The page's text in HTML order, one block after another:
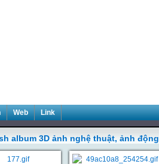
Web Link
album 3D ảnh nghệ thuật, ảnh động